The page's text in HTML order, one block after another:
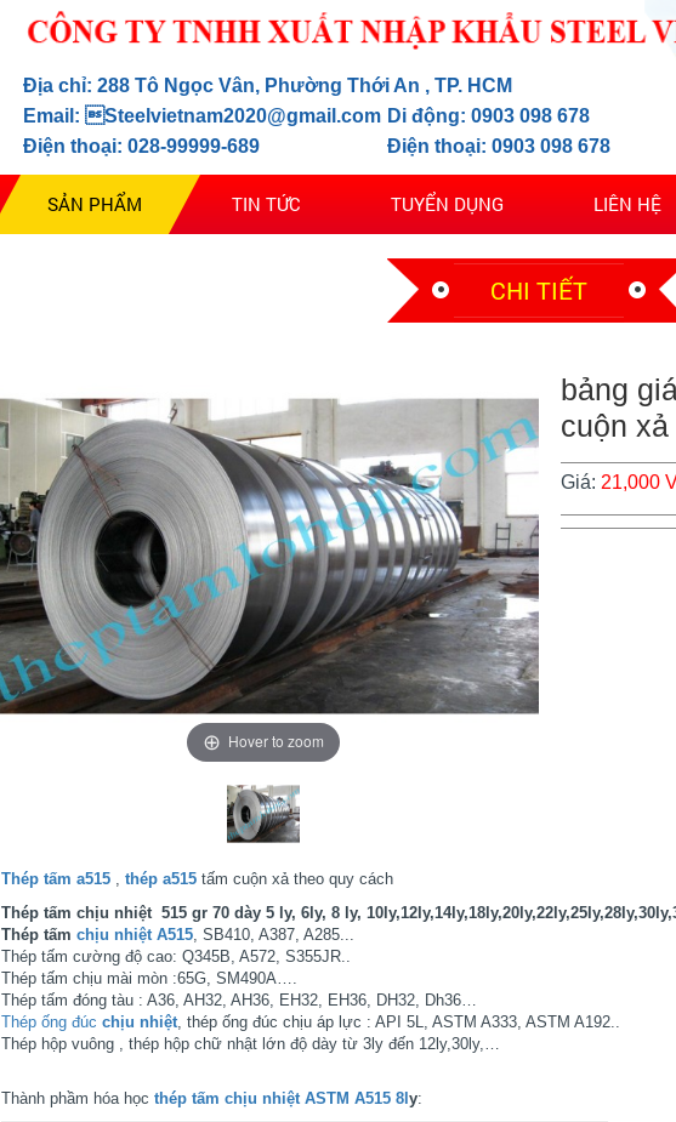
Địa chỉ: 288 Tô Ngọc Vân, Phường Thới An , TP. HCM
Email: Steelvietnam2020@gmail.com Di động: 0903 098 678
Điện thoại: 028-99999-689
Điện thoại: 0903 098 678
SẢN PHẨM TIN TỨC TUYỂN DỤNG LIÊN HỆ
CHI TIẾT
Hover to zoom
bảng
cuộn
Giá: 21,000
Thép tấm a515 thép a515 tấm cuộn xả theo quy cách
Thép tấm chịu nhiệt 515 gr 70 dày 5 ly, 6ly, 8 ly,
Thép tấm chịu nhiệt A515 , SB410, A387, A285...
Thép tấm cường độ cao: Q345B, A572, S355JR..
Thép tấm chịu mài mòn :65G, SM490A….
Thép tấm đóng tàu : A36, AH32, AH36, EH32, EH36, DH32, Dh36…
Thép ống đúc chịu nhiệt , thép ống đúc chịu áp lực : API 5L, ASTM A333, ASTM A192..
Thép hộp vuông , thép hộp chữ nhật lớn độ dày từ 3ly đến 12ly,30ly,…
Thành phầm hóa học thép tấm chịu nhiệt ASTM A515 8ly: